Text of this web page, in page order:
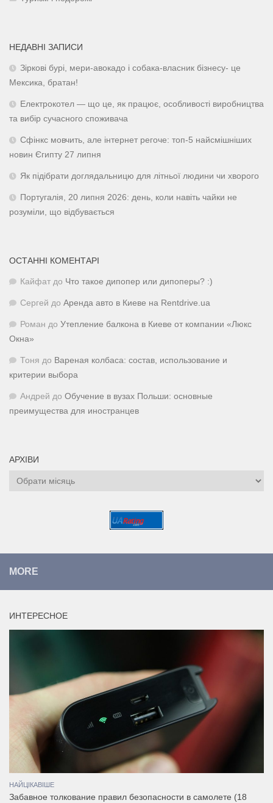
НЕДАВНІ ЗАПИСИ
Зіркові бурі, мери-авокадо і собака-власник бізнесу- це
Мексика, братан!
Електрокотел — що це, як працює, особливості виробництва
та вибір сучасного споживача
Сфінкс мовчить, але інтернет регоче: топ-5 найсмішніших
новин Єгипту 27 липня
Як підібрати доглядальницю для літньої людини чи хворого
Португалія, 20 липня 2026: день, коли навіть чайки не
розуміли, що відбувається
ОСТАННІ КОМЕНТАРІ
Кайфат до Что такое дипопер или дипоперы? :)
Сергей до Аренда авто в Киеве на Rentdrive.ua
Роман до Утепление балкона в Киеве от компании «Люкс
Окна»
Тоня до Вареная колбаса: состав, использование и
критерии выбора
Андрей до Обучение в вузах Польши: основные
преимущества для иностранцев
АРХІВИ
Архіви
MORE
ИНТЕРЕСНОЕ
НАЙЦІКАВІШЕ
Забавное толкование правил безопасности в самолете (18